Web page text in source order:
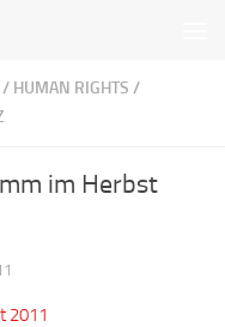
/ HUMAN RIGHTS /
im Herbst
2011